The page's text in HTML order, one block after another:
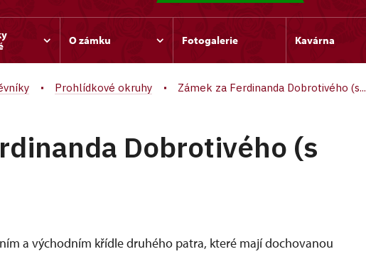
O zámku Fotogalerie Kavárna
Prohlídkové okruhy Zámek za Ferdinanda Dobrotivého (s...
Dobrotivého (s
a východním křídle druhého patra, které mají dochovanou